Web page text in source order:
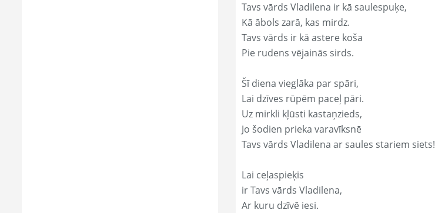
Tavs vārds Vladilena ir kā saulespuķe,
Kā ābols zarā, kas mirdz.
Tavs vārds ir kā astere koša
Pie rudens vējainās sirds.
Šī diena vieglāka par spāri,
Lai dzīves rūpēm paceļ pāri.
Uz mirkli kļūsti kastaņzieds,
Jo šodien prieka varavīksnē
Tavs vārds Vladilena ar saules stariem siets!
Lai ceļaspieķis
ir Tavs vārds Vladilena,
Ar kuru dzīvē iesi.